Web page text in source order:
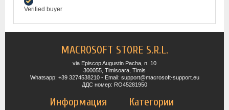
Verified buyer
MACROSOFT STORE S.R.L.
via Episcop Augustin Pacha, n. 10
300055, Timisoara, Timis
Whatsapp: +39 3274538210 - Email: support@macrosoft-support.eu
ДДС номер: RO45281950
Информация Категории